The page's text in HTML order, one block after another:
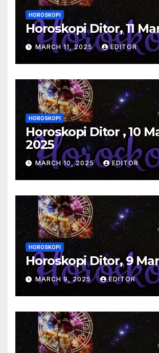
HOROSKOPI
Horoskopi Ditor, 11
MARCH 11, 2025 EDITOR
HOROSKOPI
Horoskopi Ditor , 10
2025
MARCH 10, 2025 EDITOR
HOROSKOPI
Horoskopi Ditor, 9
MARCH 9, 2025 EDITOR